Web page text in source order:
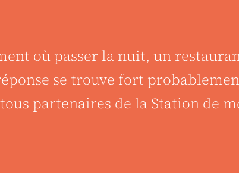
où passer la nuit, un
se trouve fort
partenaires de la Station de